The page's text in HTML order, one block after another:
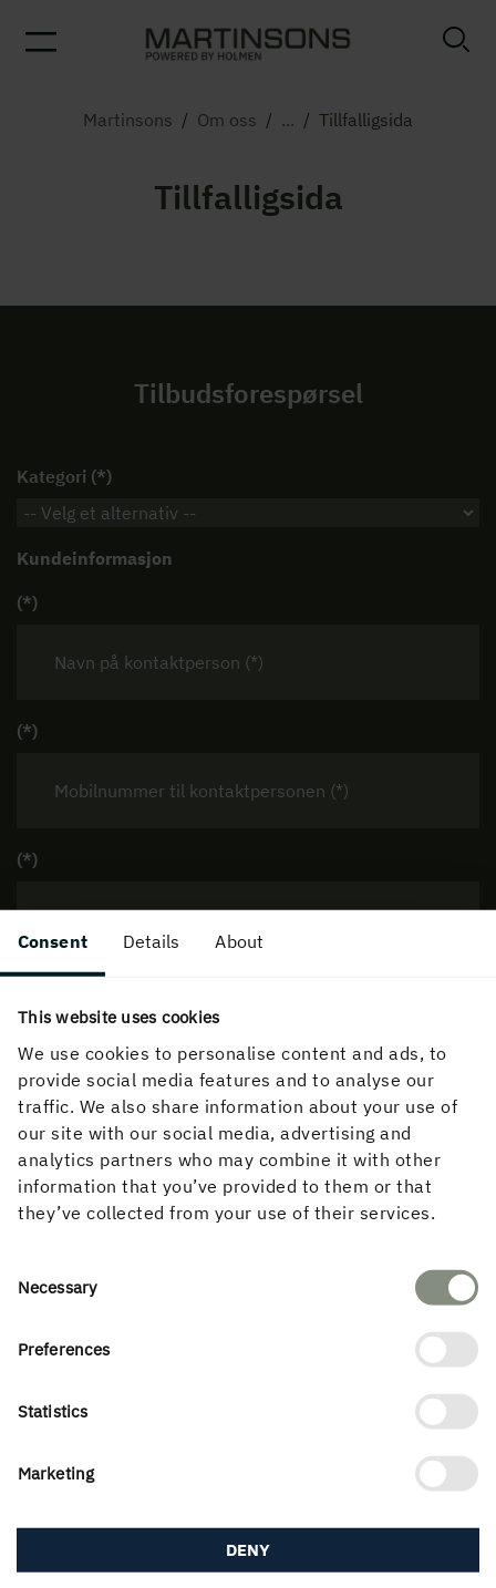
Consent Details About
This website uses cookies
We use cookies to personalise content and ads, to
provide social media features and to analyse our
traffic. We also share information about your use of
our site with our social media, advertising and
analytics partners who may combine it with other
information that you’ve provided to them or that
they’ve collected from your use of their services.
Consent
Necessary
Preferences
Statistics
Marketing
DENY
Martinsons / Om oss / ... / Tillfalligsida
Tillfalligsida
Tilbudsforespørsel
Kategori
Kundeinformasjon
SEND INN FORESPØRSELEN DIN